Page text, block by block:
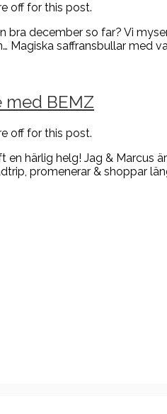
off for this post.
bra december so far? Vi
Magiska saffransbullar med
med BEMZ
off for this post.
härlig helg! Jag & Marcus
promenerar & shoppar